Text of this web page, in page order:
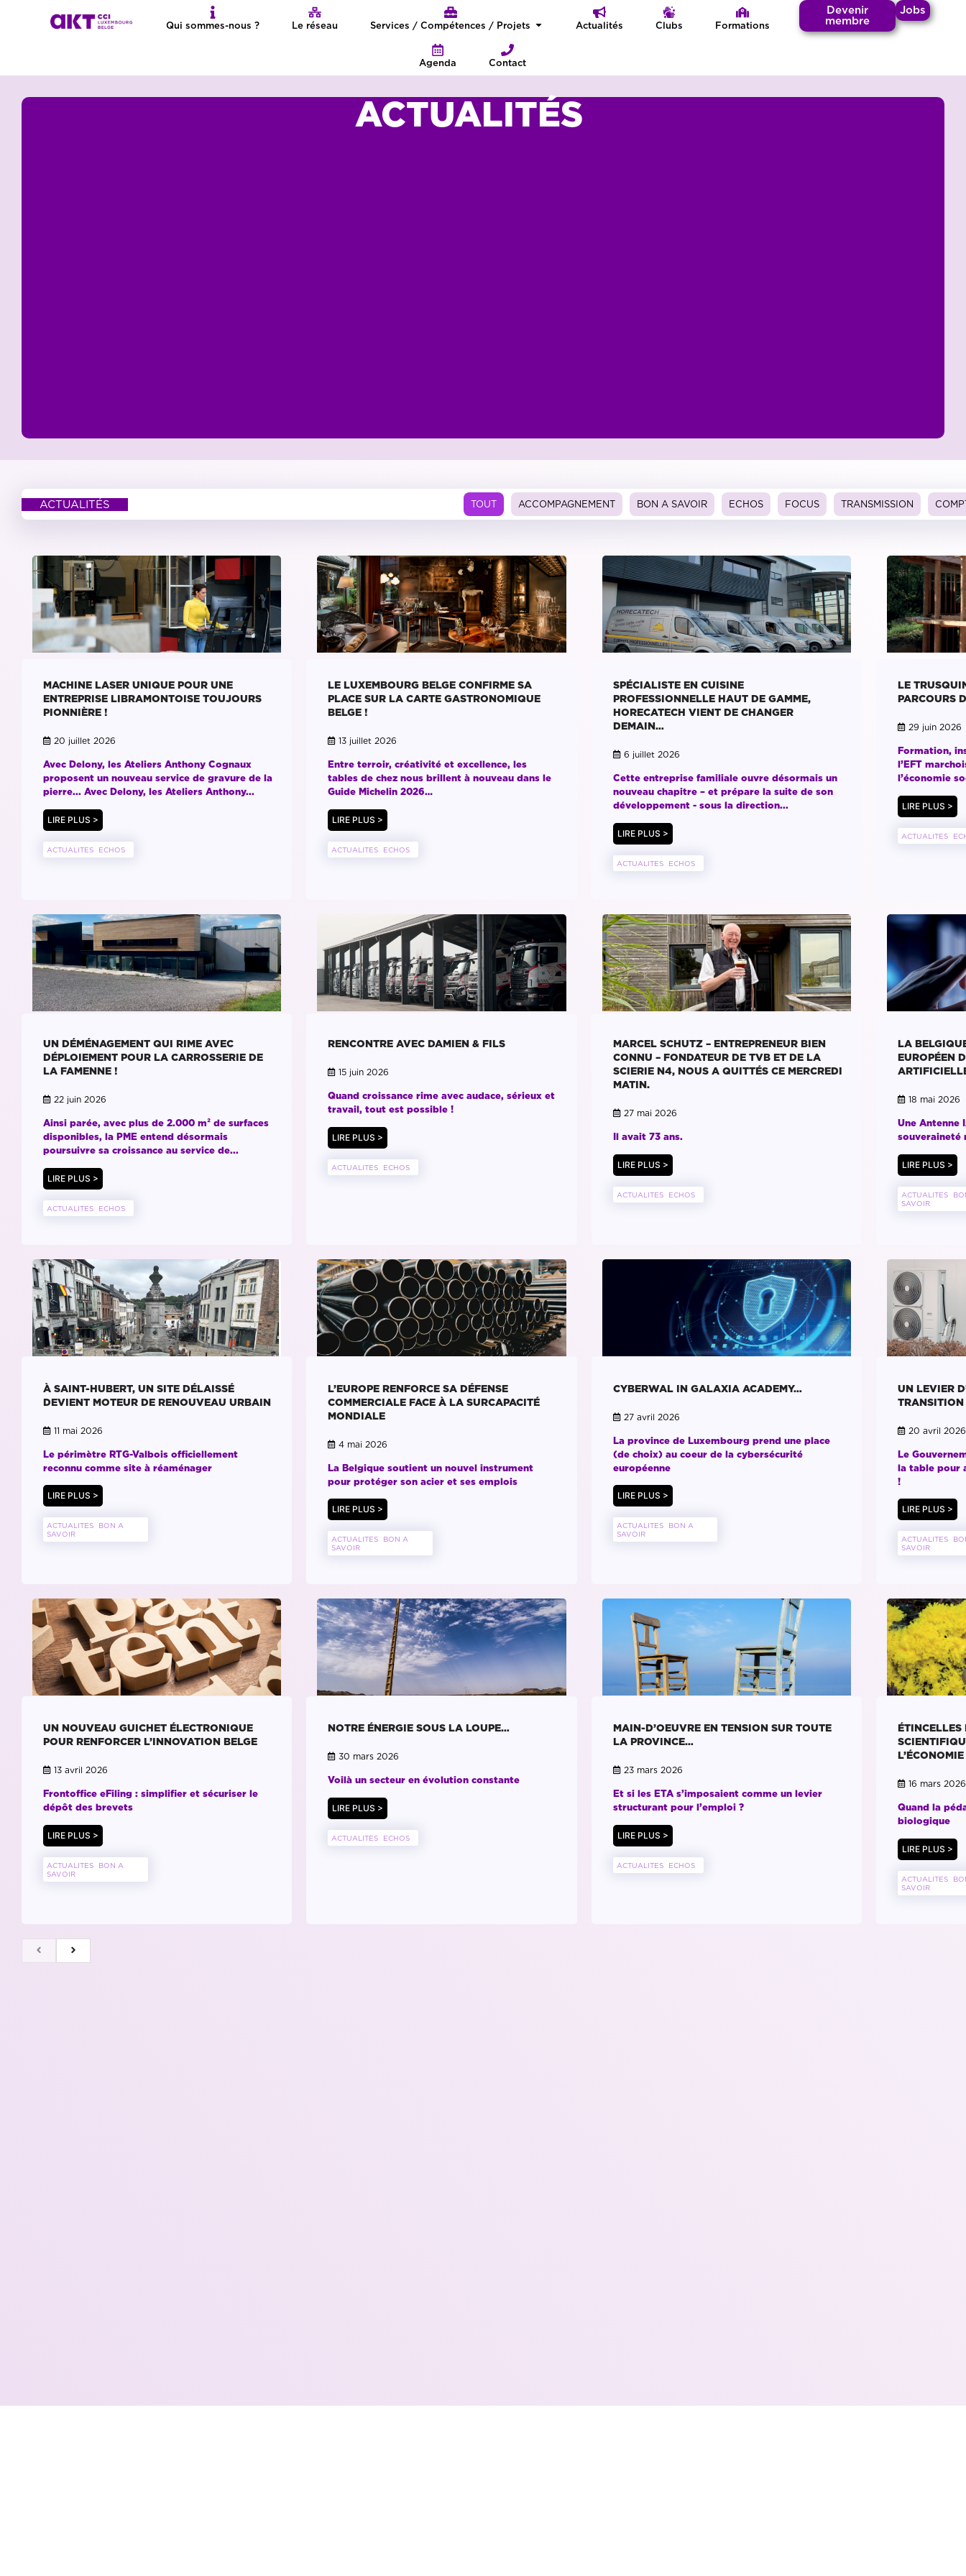
Qui sommes-nous ? Le réseau Services / Compétences / Projets Actualités Clubs Formations
Agenda Contact
Devenir
membre
Jobs
ACTUALITÉS
ACTUALITÉS TOUT ACCOMPAGNEMENT BON A SAVOIR ECHOS FOCUS TRANSMISSION
MACHINE LASER UNIQUE POUR UNE
ENTREPRISE LIBRAMONTOISE TOUJOURS
PIONNIÈRE !
20 juillet 2026
Avec Delony, les Ateliers Anthony Cognaux
proposent un nouveau service de gravure de la
pierre... Avec Delony, les Ateliers Anthony...
LIRE PLUS >
ACTUALITES ECHOS
LE LUXEMBOURG BELGE CONFIRME SA
PLACE SUR LA CARTE GASTRONOMIQUE
BELGE !
13 juillet 2026
Entre terroir, créativité et excellence, les
tables de chez nous brillent à nouveau dans le
Guide Michelin 2026…
LIRE PLUS >
ACTUALITES ECHOS
SPÉCIALISTE EN CUISINE
PROFESSIONNELLE HAUT DE GAMME,
HORECATECH VIENT DE CHANGER
DEMAIN…
6 juillet 2026
Cette entreprise familiale ouvre désormais un
nouveau chapitre – et prépare la suite de son
développement - sous la direction...
LIRE PLUS >
ACTUALITES ECHOS
LE
PARCOURS
29 juin 2026
Formation,
l’EFT
l’économie
LIRE PLUS >
ACTUALITES
UN DÉMÉNAGEMENT QUI RIME AVEC
DÉPLOIEMENT POUR LA CARROSSERIE DE
LA FAMENNE !
22 juin 2026
Ainsi parée, avec plus de 2.000 m² de surfaces
disponibles, la PME entend désormais
poursuivre sa croissance au service de...
LIRE PLUS >
ACTUALITES ECHOS
RENCONTRE AVEC DAMIEN & FILS
15 juin 2026
Quand croissance rime avec audace, sérieux et
travail, tout est possible !
LIRE PLUS >
ACTUALITES ECHOS
MARCEL SCHUTZ – ENTREPRENEUR BIEN
CONNU – FONDATEUR DE TVB ET DE LA
SCIERIE N4, NOUS A QUITTÉS CE MERCREDI
MATIN.
27 mai 2026
Il avait 73 ans.
LIRE PLUS >
ACTUALITES ECHOS
LA
EUROPÉEN
18 mai 2026
Une Antenne
souveraineté
LIRE PLUS >
ACTUALITES
SAVOIR
À SAINT-HUBERT, UN SITE DÉLAISSÉ
DEVIENT MOTEUR DE RENOUVEAU URBAIN
11 mai 2026
Le périmètre RTG-Valbois officiellement
reconnu comme site à réaménager
LIRE PLUS >
ACTUALITES
BON A
SAVOIR
L’EUROPE RENFORCE SA DÉFENSE
COMMERCIALE FACE À LA SURCAPACITÉ
MONDIALE
4 mai 2026
La Belgique soutient un nouvel instrument
pour protéger son acier et ses emplois
LIRE PLUS >
ACTUALITES
BON A
SAVOIR
CYBERWAL IN GALAXIA ACADEMY…
27 avril 2026
La province de Luxembourg prend une place
(de choix) au coeur de la cybersécurité
européenne
LIRE PLUS >
ACTUALITES
BON A
SAVOIR
UN LEVIER
TRANSITION
20 avril 2026
Le
la table pour
!
LIRE PLUS >
ACTUALITES
SAVOIR
UN NOUVEAU GUICHET ÉLECTRONIQUE
POUR RENFORCER L’INNOVATION BELGE
13 avril 2026
Frontoffice eFiling : simplifier et sécuriser le
dépôt des brevets
LIRE PLUS >
ACTUALITES
BON A
SAVOIR
NOTRE ÉNERGIE SOUS LA LOUPE…
30 mars 2026
Voilà un secteur en évolution constante
LIRE PLUS >
ACTUALITES ECHOS
MAIN-D’OEUVRE EN TENSION SUR TOUTE
LA PROVINCE…
23 mars 2026
Et si les ETA s’imposaient comme un levier
structurant pour l’emploi ?
LIRE PLUS >
ACTUALITES ECHOS
ÉTINCELLES
16 mars 2026
Quand la
biologique
LIRE PLUS >
ACTUALITES
SAVOIR